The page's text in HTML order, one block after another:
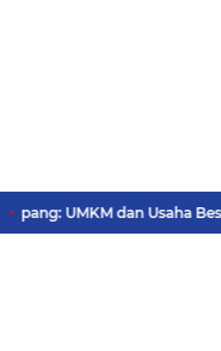
UMKM dan Usaha